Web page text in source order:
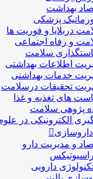
بهداشت
پزشکی
دربلايا و فوريت ها
و رفاه اجتماعی
سلامت
اطلاعات بهداشتی
خدمات بهداشتی
تحقیقات درسلامت
های تغذیه و غذا
پژوهی سلامت
الکترونیکی در
و مديريت دارو
دارویی